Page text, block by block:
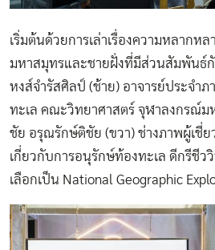
เริ่มต้นด้วยการเล่าเรื่องความหลากห
มหาสมุทรและชายฝั่งที่มีส่วนสัมพันธ์
หงส์จำรัสศิลป์ (ช้าย) อาจารย์ประจำภ
ทะเล คณะวิทยาศาสตร์ จุฬาลงกรณ์ม
ชัย อรุณรักษ์ติชัย (ขวา) ช่างภาพผู้เชี่ย
เกี่ยวกับการอนุรักษ์ท้องทะเล ดีกรีชีว
เลือกเป็น National Geographic